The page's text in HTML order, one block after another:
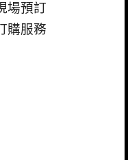
場預訂
購服務